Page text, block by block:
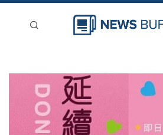
登入
刊登